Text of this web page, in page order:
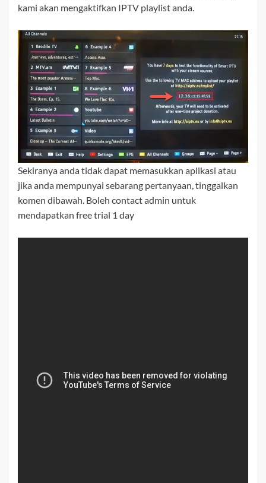
kami akan mengaktifkan IPTV playlist anda.
Sekiranya anda tidak dapat memasukkan aplikasi atau
jika anda mempunyai sebarang pertanyaan, tinggalkan
komen dibawah. Boleh contact admin untuk
mendapatkan free trial 1 day